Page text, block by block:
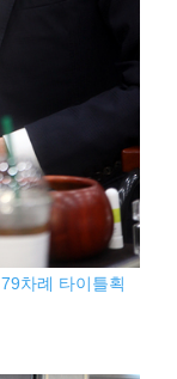
차례 타이틀획